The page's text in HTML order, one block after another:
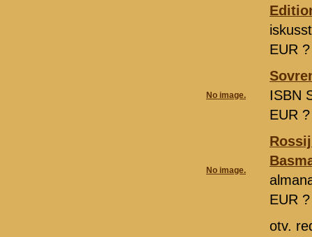
EUR
No image.
ISBN
EUR
No image.
EUR
otv.